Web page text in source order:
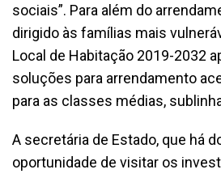
sociais”. Para além do
dirigido às famílias mais
Local de Habitação 2019-2032
soluções para arrendamento
para as classes médias,
A secretária de Estado, que há
oportunidade de visitar os